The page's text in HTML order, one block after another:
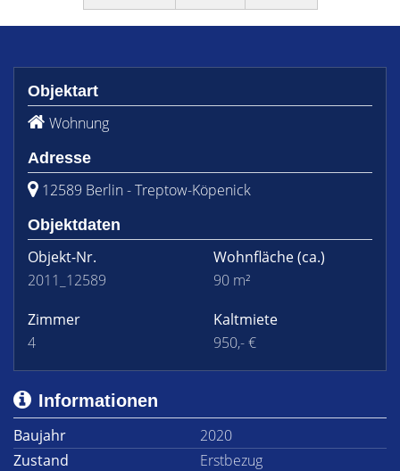
Objektart
Wohnung
Adresse
12589 Berlin - Treptow-Köpenick
Objektdaten
Objekt-Nr.
2011_12589
Wohnfläche(ca.)
90 m²
Zimmer
4
Kaltmiete
950,- €
Informationen
Baujahr
2020
Zustand
Erstbezug